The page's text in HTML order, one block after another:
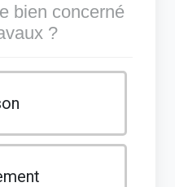
bien concerné
?